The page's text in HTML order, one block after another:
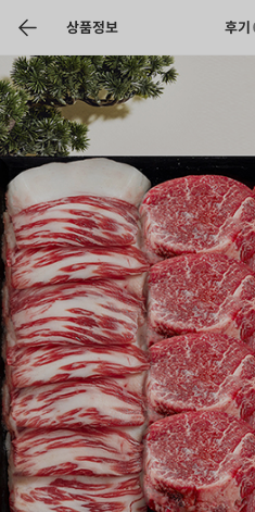
상품정보 후기
공인 농축산물할인 찬들마루 주문/배송